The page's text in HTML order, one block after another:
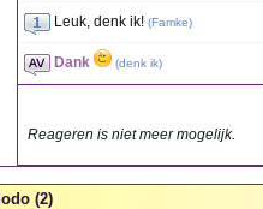
Leuk, denk ik! (Famke)
Dank (denk ik)
Reageren is niet meer mogelijk.
(2)